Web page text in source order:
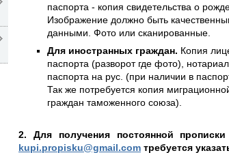
паспорта - копия свидетельства о
Изображение должно быть
данными. Фото или сканированные.
Для иностранных граждан. Копия
паспорта (разворот где фото),
паспорта на рус. (при наличии в
Так же потребуется копия
граждан таможенного союза).
2. Для получения постоянной
kupi.propisku@gmail.com требуется